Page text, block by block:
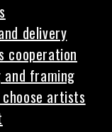
delivery
cooperation
framing
choose artists